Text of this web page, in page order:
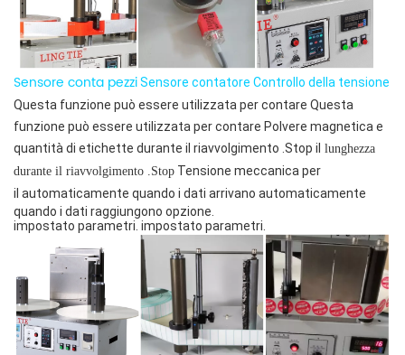
Sensore conta pezziSensore contatore Controllo della tensione
Questa funzione può essere utilizzata per contare Questa
funzione può essere utilizzata per contare Polvere magnetica e
quantità di etichette durante il riavvolgimento .Stop il lunghezza
durante il riavvolgimento .Stop Tensione meccanica per
il automaticamente quando i dati arrivano automaticamente
quando i dati raggiungono opzione.
impostato parametri impostato parametri.